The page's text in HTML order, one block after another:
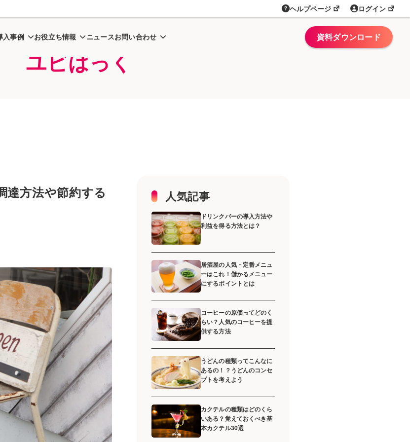
ヘルプページ ログイン
入事例 お役立ち情報 ニュースお問い合わせ 資料ダウンロード
の目安や内訳は？調達方法や節約するコツ
ユビはっく
達方法や節約する
人気記事
ドリンクバーの導入方法や
利益を得る方法とは？
居酒屋の人気・定番メニュ
ーはこれ！儲かるメニュー
にするポイントとは
コーヒーの原価ってどのく
らい？人気のコーヒーを提
供する方法
うどんの種類ってこんなに
あるの！？うどんのコンセ
プトを考えよう
カクテルの種類はどのくら
いある？覚えておくべき基
本カクテル30選